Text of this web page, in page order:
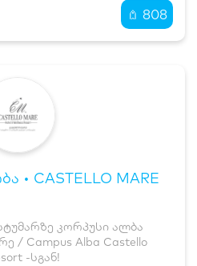
808
• CASTELLO MARE
კორპუსი ალბა
/ Campus Alba Castello
-სგან!